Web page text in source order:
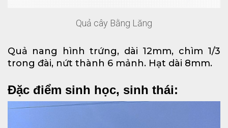
Quả cây Bằng Lăng
Quả nang hình trứng, dài 12mm, chìm 1/3
trong đài, nứt thành 6 mảnh. Hạt dài 8mm.
Đặc điểm sinh học, sinh thái: